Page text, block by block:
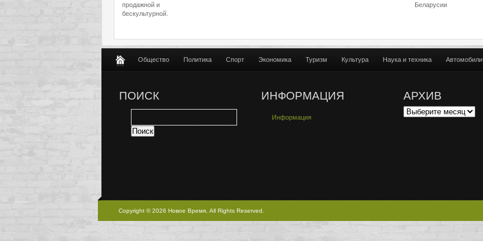
продажной и
бескультурной.
Беларусии
Общество Политика Спорт Экономика Туризм Культура Наука и техника Автомобили
ПОИСК ИНФОРМАЦИЯ
Информация
АРХИВ
Copyright © 2026 Новое Время, All Rights Reserved.